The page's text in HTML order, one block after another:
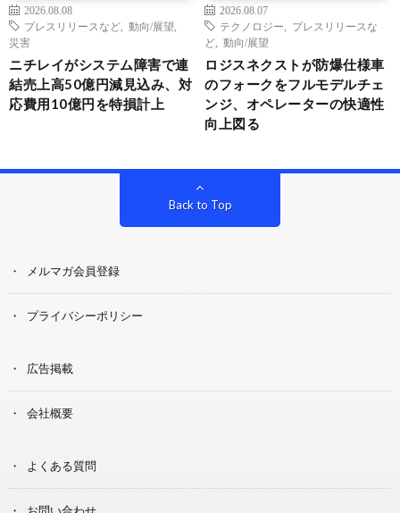
2026.08.08
プレスリリースなど
動向/展望
災害
ニチレイがシステム障害で連
結売上高50億円減見込み、対
応費用10億円を特損計上
2026.08.07
テクノロジー
プレスリリースな
ど
動向/展望
ロジスネクストが防爆仕様車
のフォークをフルモデルチェ
ンジ、オペレーターの快適性
向上図る
Back to Top
メルマガ会員登録
プライバシーポリシー
広告掲載
会社概要
よくある質問